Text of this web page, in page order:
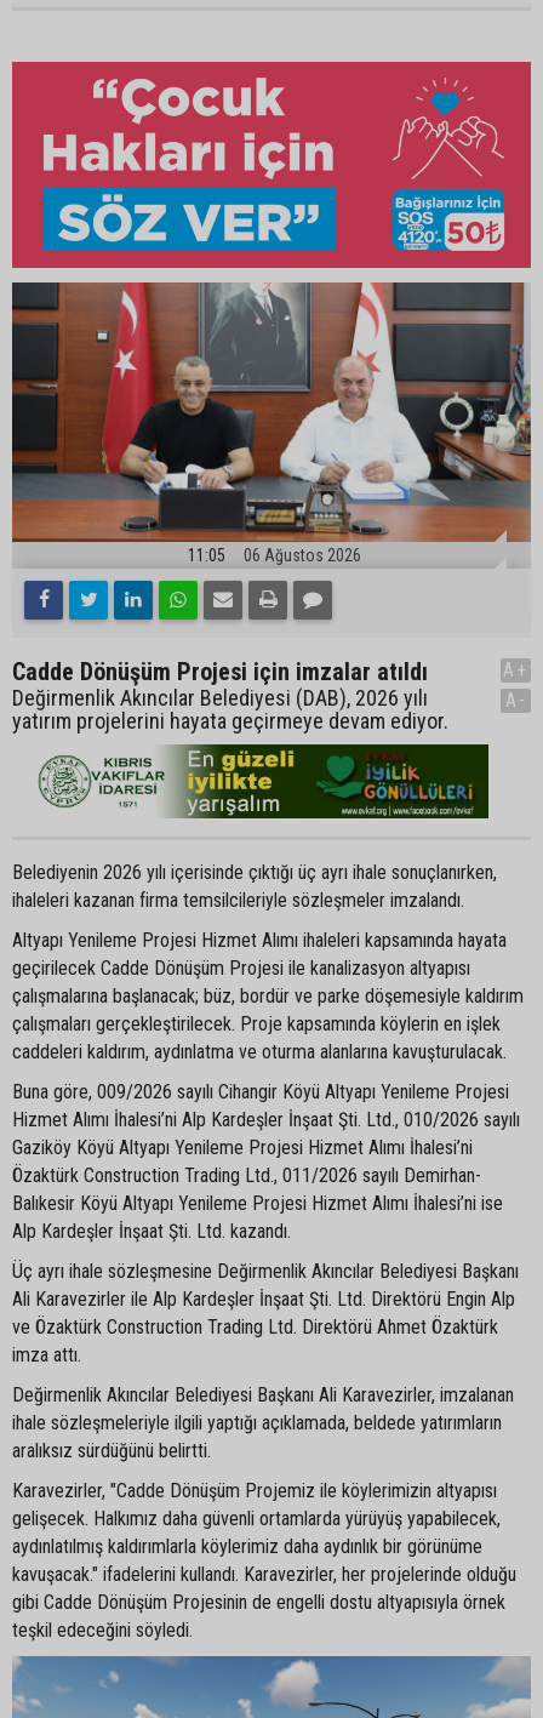
11:05 06 Ağustos 2026
Cadde Dönüşüm Projesi için imzalar atıldı
Değirmenlik Akıncılar Belediyesi (DAB), 2026 yılı
yatırım projelerini hayata geçirmeye devam ediyor.
A+
A-
Belediyenin 2026 yılı içerisinde çıktığı üç ayrı ihale sonuçlanırken,
ihaleleri kazanan firma temsilcileriyle sözleşmeler imzalandı.
Altyapı Yenileme Projesi Hizmet Alımı ihaleleri kapsamında hayata
geçirilecek Cadde Dönüşüm Projesi ile kanalizasyon altyapısı
çalışmalarına başlanacak; büz, bordür ve parke döşemesiyle kaldırım
çalışmaları gerçekleştirilecek. Proje kapsamında köylerin en işlek
caddeleri kaldırım, aydınlatma ve oturma alanlarına kavuşturulacak.
Buna göre, 009/2026 sayılı Cihangir Köyü Altyapı Yenileme Projesi
Hizmet Alımı İhalesi’ni Alp Kardeşler İnşaat Şti. Ltd., 010/2026 sayılı
Gaziköy Köyü Altyapı Yenileme Projesi Hizmet Alımı İhalesi’ni
Özaktürk Construction Trading Ltd., 011/2026 sayılı Demirhan-
Balıkesir Köyü Altyapı Yenileme Projesi Hizmet Alımı İhalesi’ni ise
Alp Kardeşler İnşaat Şti. Ltd. kazandı.
Üç ayrı ihale sözleşmesine Değirmenlik Akıncılar Belediyesi Başkanı
Ali Karavezirler ile Alp Kardeşler İnşaat Şti. Ltd. Direktörü Engin Alp
ve Özaktürk Construction Trading Ltd. Direktörü Ahmet Özaktürk
imza attı.
Değirmenlik Akıncılar Belediyesi Başkanı Ali Karavezirler, imzalanan
ihale sözleşmeleriyle ilgili yaptığı açıklamada, beldede yatırımların
aralıksız sürdüğünü belirtti.
Karavezirler, "Cadde Dönüşüm Projemiz ile köylerimizin altyapısı
gelişecek. Halkımız daha güvenli ortamlarda yürüyüş yapabilecek,
aydınlatılmış kaldırımlarla köylerimiz daha aydınlık bir görünüme
kavuşacak." ifadelerini kullandı. Karavezirler, her projelerinde olduğu
gibi Cadde Dönüşüm Projesinin de engelli dostu altyapısıyla örnek
teşkil edeceğini söyledi.